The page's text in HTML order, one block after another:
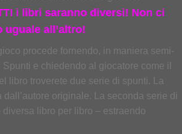
i libri saranno diversi! Non ci
all’altro!
procede fornendo, in maniera semi-
e chiedendo al giocatore come il
libro troverete due serie di spunti. La
dall’autore originale. La seconda serie di
diversa libro per libro – estraendo